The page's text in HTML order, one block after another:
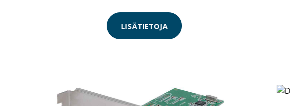
LISÄTIETOJA